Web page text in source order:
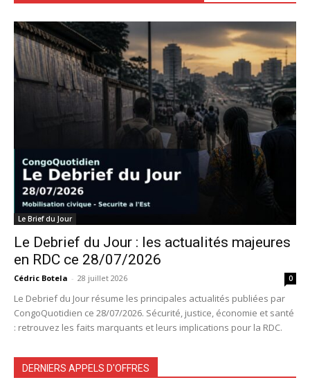
Le Brief du Jour
Le Debrief du Jour : les actualités majeures
en RDC ce 28/07/2026
Cédric Botela - 28 juillet 2026 0
Le Debrief du Jour résume les principales actualités publiées par
CongoQuotidien ce 28/07/2026. Sécurité, justice, économie et santé
: retrouvez les faits marquants et leurs implications pour la RDC.
DERNIERS APPELS D'OFFRES